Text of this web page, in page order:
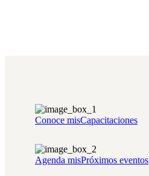
Conoce misCapacitaciones
Agenda misPróximos eventos